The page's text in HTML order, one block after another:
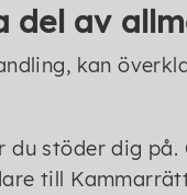
del av
kan
stöder dig på.
till